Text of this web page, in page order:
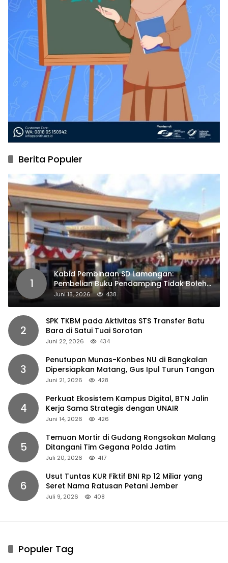
Berita Populer
1
Kabid Pembinaan SD Lamongan:
Pembelian Buku Pendamping Tidak Boleh
Dipaksakan
Juni 18, 2026 438
2
SPK TKBM pada Aktivitas STS Transfer Batu
Bara di Satui Tuai Sorotan
Juni 22, 2026 434
3
Penutupan Munas-Konbes NU di Bangkalan
Dipersiapkan Matang, Gus Ipul Turun Tangan
Juni 21, 2026 428
4
Perkuat Ekosistem Kampus Digital, BTN Jalin
Kerja Sama Strategis dengan UNAIR
Juni 14, 2026 426
5
Temuan Mortir di Gudang Rongsokan Malang
Ditangani Tim Gegana Polda Jatim
Juli 20, 2026 417
6
Usut Tuntas KUR Fiktif BNI Rp 12 Miliar yang
Seret Nama Ratusan Petani Jember
Juli 9, 2026 408
Populer Tag